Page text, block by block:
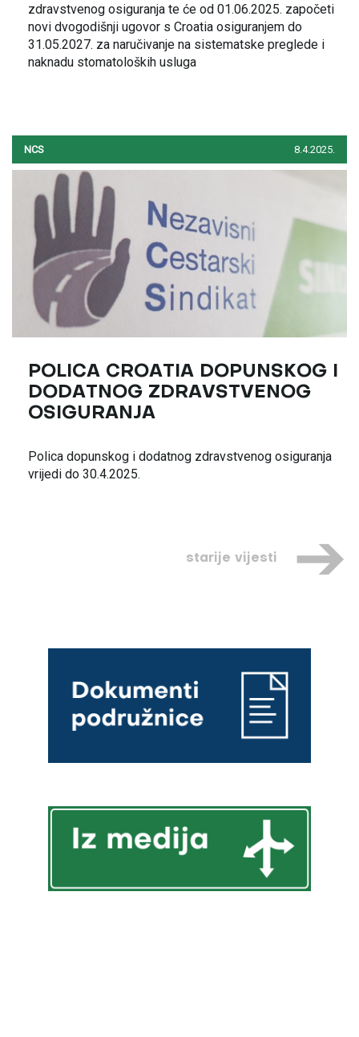
zdravstvenog osiguranja te će od 01.06.2025. započeti
novi dvogodišnji ugovor s Croatia osiguranjem do
31.05.2027. za naručivanje na sistematske preglede i
naknadu stomatoloških usluga
NCS 8.4.2025.
POLICA CROATIA DOPUNSKOG I
DODATNOG ZDRAVSTVENOG
OSIGURANJA
Polica dopunskog i dodatnog zdravstvenog osiguranja
vrijedi do 30.4.2025.
starije vijesti